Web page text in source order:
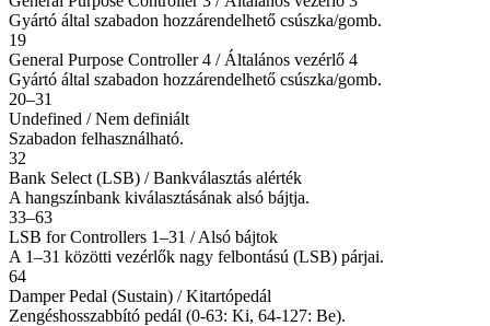
Gyártó által szabadon hozzárendelhető csúszka/gomb.
19
General Purpose Controller 4 / Általános vezérlő 4
Gyártó által szabadon hozzárendelhető csúszka/gomb.
20–31
Undefined / Nem definiált
Szabadon felhasználható.
32
Bank Select (LSB) / Bankválasztás alérték
A hangszínbank kiválasztásának alsó bájtja.
33–63
LSB for Controllers 1–31 / Alsó bájtok
A 1–31 közötti vezérlők nagy felbontású (LSB) párjai.
64
Damper Pedal (Sustain) / Kitartópedál
Zengéshosszabbító pedál (0-63: Ki, 64-127: Be).